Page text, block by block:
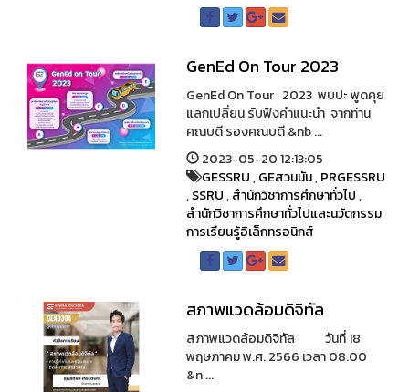
GenEd On Tour 2023
GenEd On Tour 2023 พบปะ พูดคุย
แลกเปลี่ยน รับฟังคำแนะนำ จากท่าน
คณบดี รองคณบดี &nb ...
2023-05-20 12:13:05
GESSRU,GEสวนนัน,PRGESSRU
,SSRU,สำนักวิชาการศึกษาทั่วไป,
สำนักวิชาการศึกษาทั่วไปและนวัตกรรม
การเรียนรู้อิเล็กทรอนิกส์
สภาพแวดล้อมดิจิทัล
สภาพแวดล้อมดิจิทัล วันที่ 18
พฤษภาคม พ.ศ. 2566 เวลา 08.00
&n ...